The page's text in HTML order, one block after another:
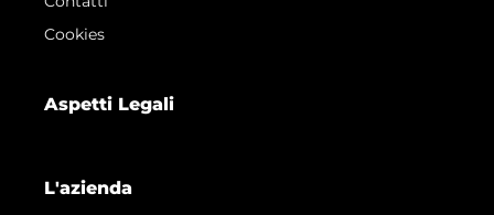
Cookies
Aspetti Legali
L'azienda